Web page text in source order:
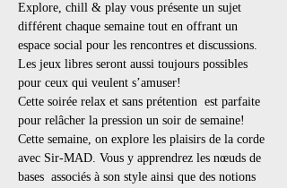
Explore, chill & play vous présente un sujet
différent chaque semaine tout en offrant un
espace social pour les rencontres et discussions.
Les jeux libres seront aussi toujours possibles
pour ceux qui veulent s’amuser!
Cette soirée relax et sans prétention  est parfaite
pour relâcher la pression un soir de semaine!
Cette semaine, on explore les plaisirs de la corde
avec Sir-MAD. Vous y apprendrez les nœuds de
bases  associés à son style ainsi que des notions